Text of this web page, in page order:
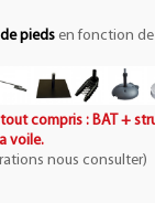
pieds en fonction de
compris : BAT +
voile.
nous consulter)